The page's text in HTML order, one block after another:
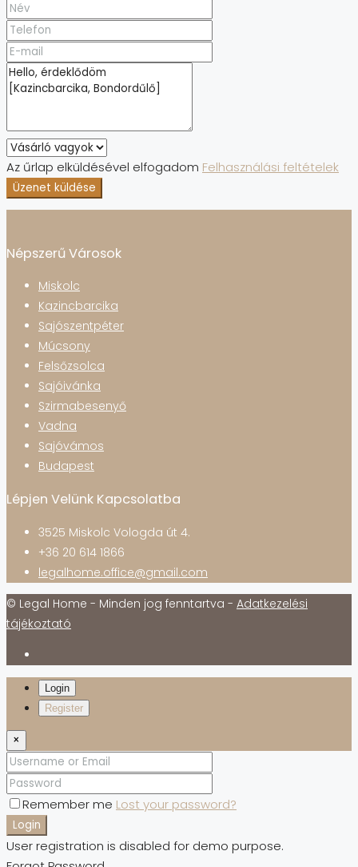
Az űrlap elküldésével elfogadom Felhasználási feltételek
Üzenet küldése
Népszerű Városok
Miskolc
Kazincbarcika
Sajószentpéter
Múcsony
Felsőzsolca
Sajóivánka
Szirmabesenyő
Vadna
Sajóvámos
Budapest
Lépjen Velünk Kapcsolatba
3525 Miskolc Vologda út 4.
+36 20 614 1866
legalhome.office@gmail.com
© Legal Home - Minden jog fenntartva - Adatkezelési
tájékoztató
Login
Register
×
Remember me Lost your password?
Login
User registration is disabled for demo purpose.